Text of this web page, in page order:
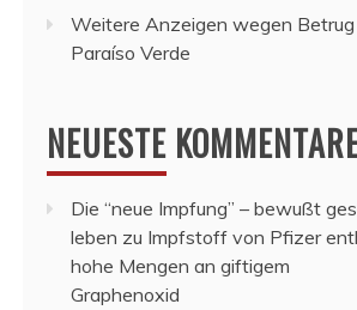
Weitere Anzeigen wegen Betrug
Paraíso Verde
NEUESTE
Die “neue Impfung” – bewußt
leben zu Impfstoff von Pfizer
hohe Mengen an giftigem
Graphenoxid